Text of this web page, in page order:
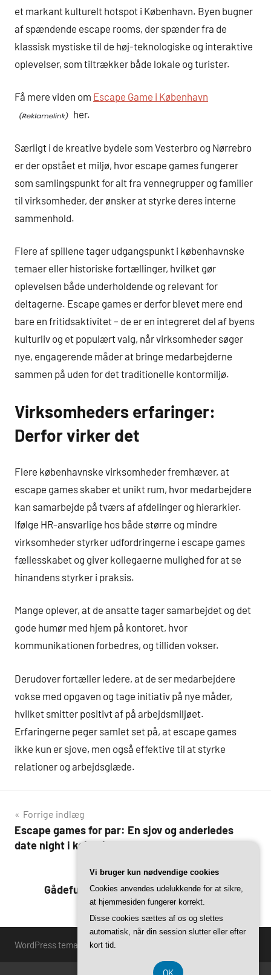
et markant kulturelt hotspot i København. Byen bugner
af spændende escape rooms, der spænder fra de
klassisk mystiske til de høj-teknologiske og interaktive
oplevelser, som tiltrækker både lokale og turister.
Få mere viden om Escape Game i København
her.
Særligt i de kreative bydele som Vesterbro og Nørrebro
er der opstået et miljø, hvor escape games fungerer
som samlingspunkt for alt fra vennegrupper og familier
til virksomheder, der ønsker at styrke deres interne
sammenhold.
Flere af spillene tager udgangspunkt i københavnske
temaer eller historiske fortællinger, hvilket gør
oplevelsen både underholdende og relevant for
deltagerne. Escape games er derfor blevet mere end
bare en fritidsaktivitet – de er en integreret del af byens
kulturliv og et populært valg, når virksomheder søger
nye, engagerende måder at bringe medarbejderne
sammen på uden for det traditionelle kontormiljø.
Virksomheders erfaringer:
Derfor virker det
Flere københavnske virksomheder fremhæver, at
escape games skaber et unikt rum, hvor medarbejdere
kan samarbejde på tværs af afdelinger og hierarkier.
Ifølge HR-ansvarlige hos både større og mindre
virksomheder styrker udfordringerne i escape games
fællesskabet og giver kollegaerne mulighed for at se
hinandens styrker i praksis.
Mange oplever, at de ansatte tager samarbejdet og det
gode humør med hjem på kontoret, hvor
kommunikationen forbedres, og tilliden vokser.
Derudover fortæller ledere, at de ser medarbejdere
vokse med opgaven og tage initiativ på nye måder,
hvilket smitter positivt af på arbejdsmiljøet.
Erfaringerne peger samlet set på, at escape games
ikke kun er sjove, men også effektive til at styrke
relationer og arbejdsglæde.
Indlægsnavigation
Forrige indlæg
Escape games for par: En sjov og anderledes
date night i københavn
Næste indlæg
Gådefulde gader: Udendørs escape games i
københavns bykerne
WordPress tema: Harrison by ThemeZee.
Vi bruger kun nødvendige cookies
Cookies anvendes udelukkende for at sikre,
at hjemmesiden fungerer korrekt.
Disse cookies sættes af os og slettes
automatisk, når din session slutter eller efter
kort tid.
OK